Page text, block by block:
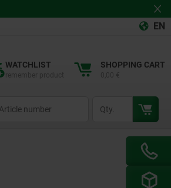
EN
WATCHLIST SHOPPING CART